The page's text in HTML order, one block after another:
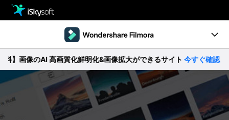
Utility
製品活用事例
ストア
ダウンロード
製品ページ
Filmstock
操作ガイド
像のAI 高画質化鮮明化&画像拡大ができるサイト今すぐ確認 >>